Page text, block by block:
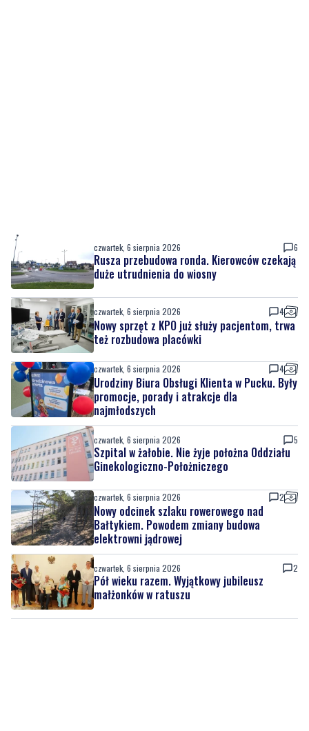
czwartek, 6 sierpnia 2026 6
Rusza przebudowa ronda. Kierowców czekają
duże utrudnienia do wiosny
czwartek, 6 sierpnia 2026 4
Nowy sprzęt z KPO już służy pacjentom, trwa
też rozbudowa placówki
czwartek, 6 sierpnia 2026 4
Urodziny Biura Obsługi Klienta w Pucku. Były
promocje, porady i atrakcje dla
najmłodszych
czwartek, 6 sierpnia 2026 5
Szpital w żałobie. Nie żyje położna Oddziału
Ginekologiczno-Położniczego
czwartek, 6 sierpnia 2026 2
Nowy odcinek szlaku rowerowego nad
Bałtykiem. Powodem zmiany budowa
elektrowni jądrowej
czwartek, 6 sierpnia 2026 2
Pół wieku razem. Wyjątkowy jubileusz
małżonków w ratuszu